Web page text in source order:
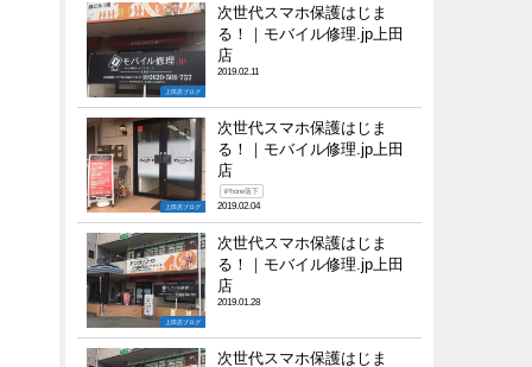
上田店ブログ
次世代スマホ保護はじま
る！｜モバイル修理.jp上田
店
2019.02.11
上田店ブログ
次世代スマホ保護はじま
る！｜モバイル修理.jp上田
店
iPhone落下
2019.02.04
上田店ブログ
次世代スマホ保護はじま
る！｜モバイル修理.jp上田
店
2019.01.28
次世代スマホ保護はじま